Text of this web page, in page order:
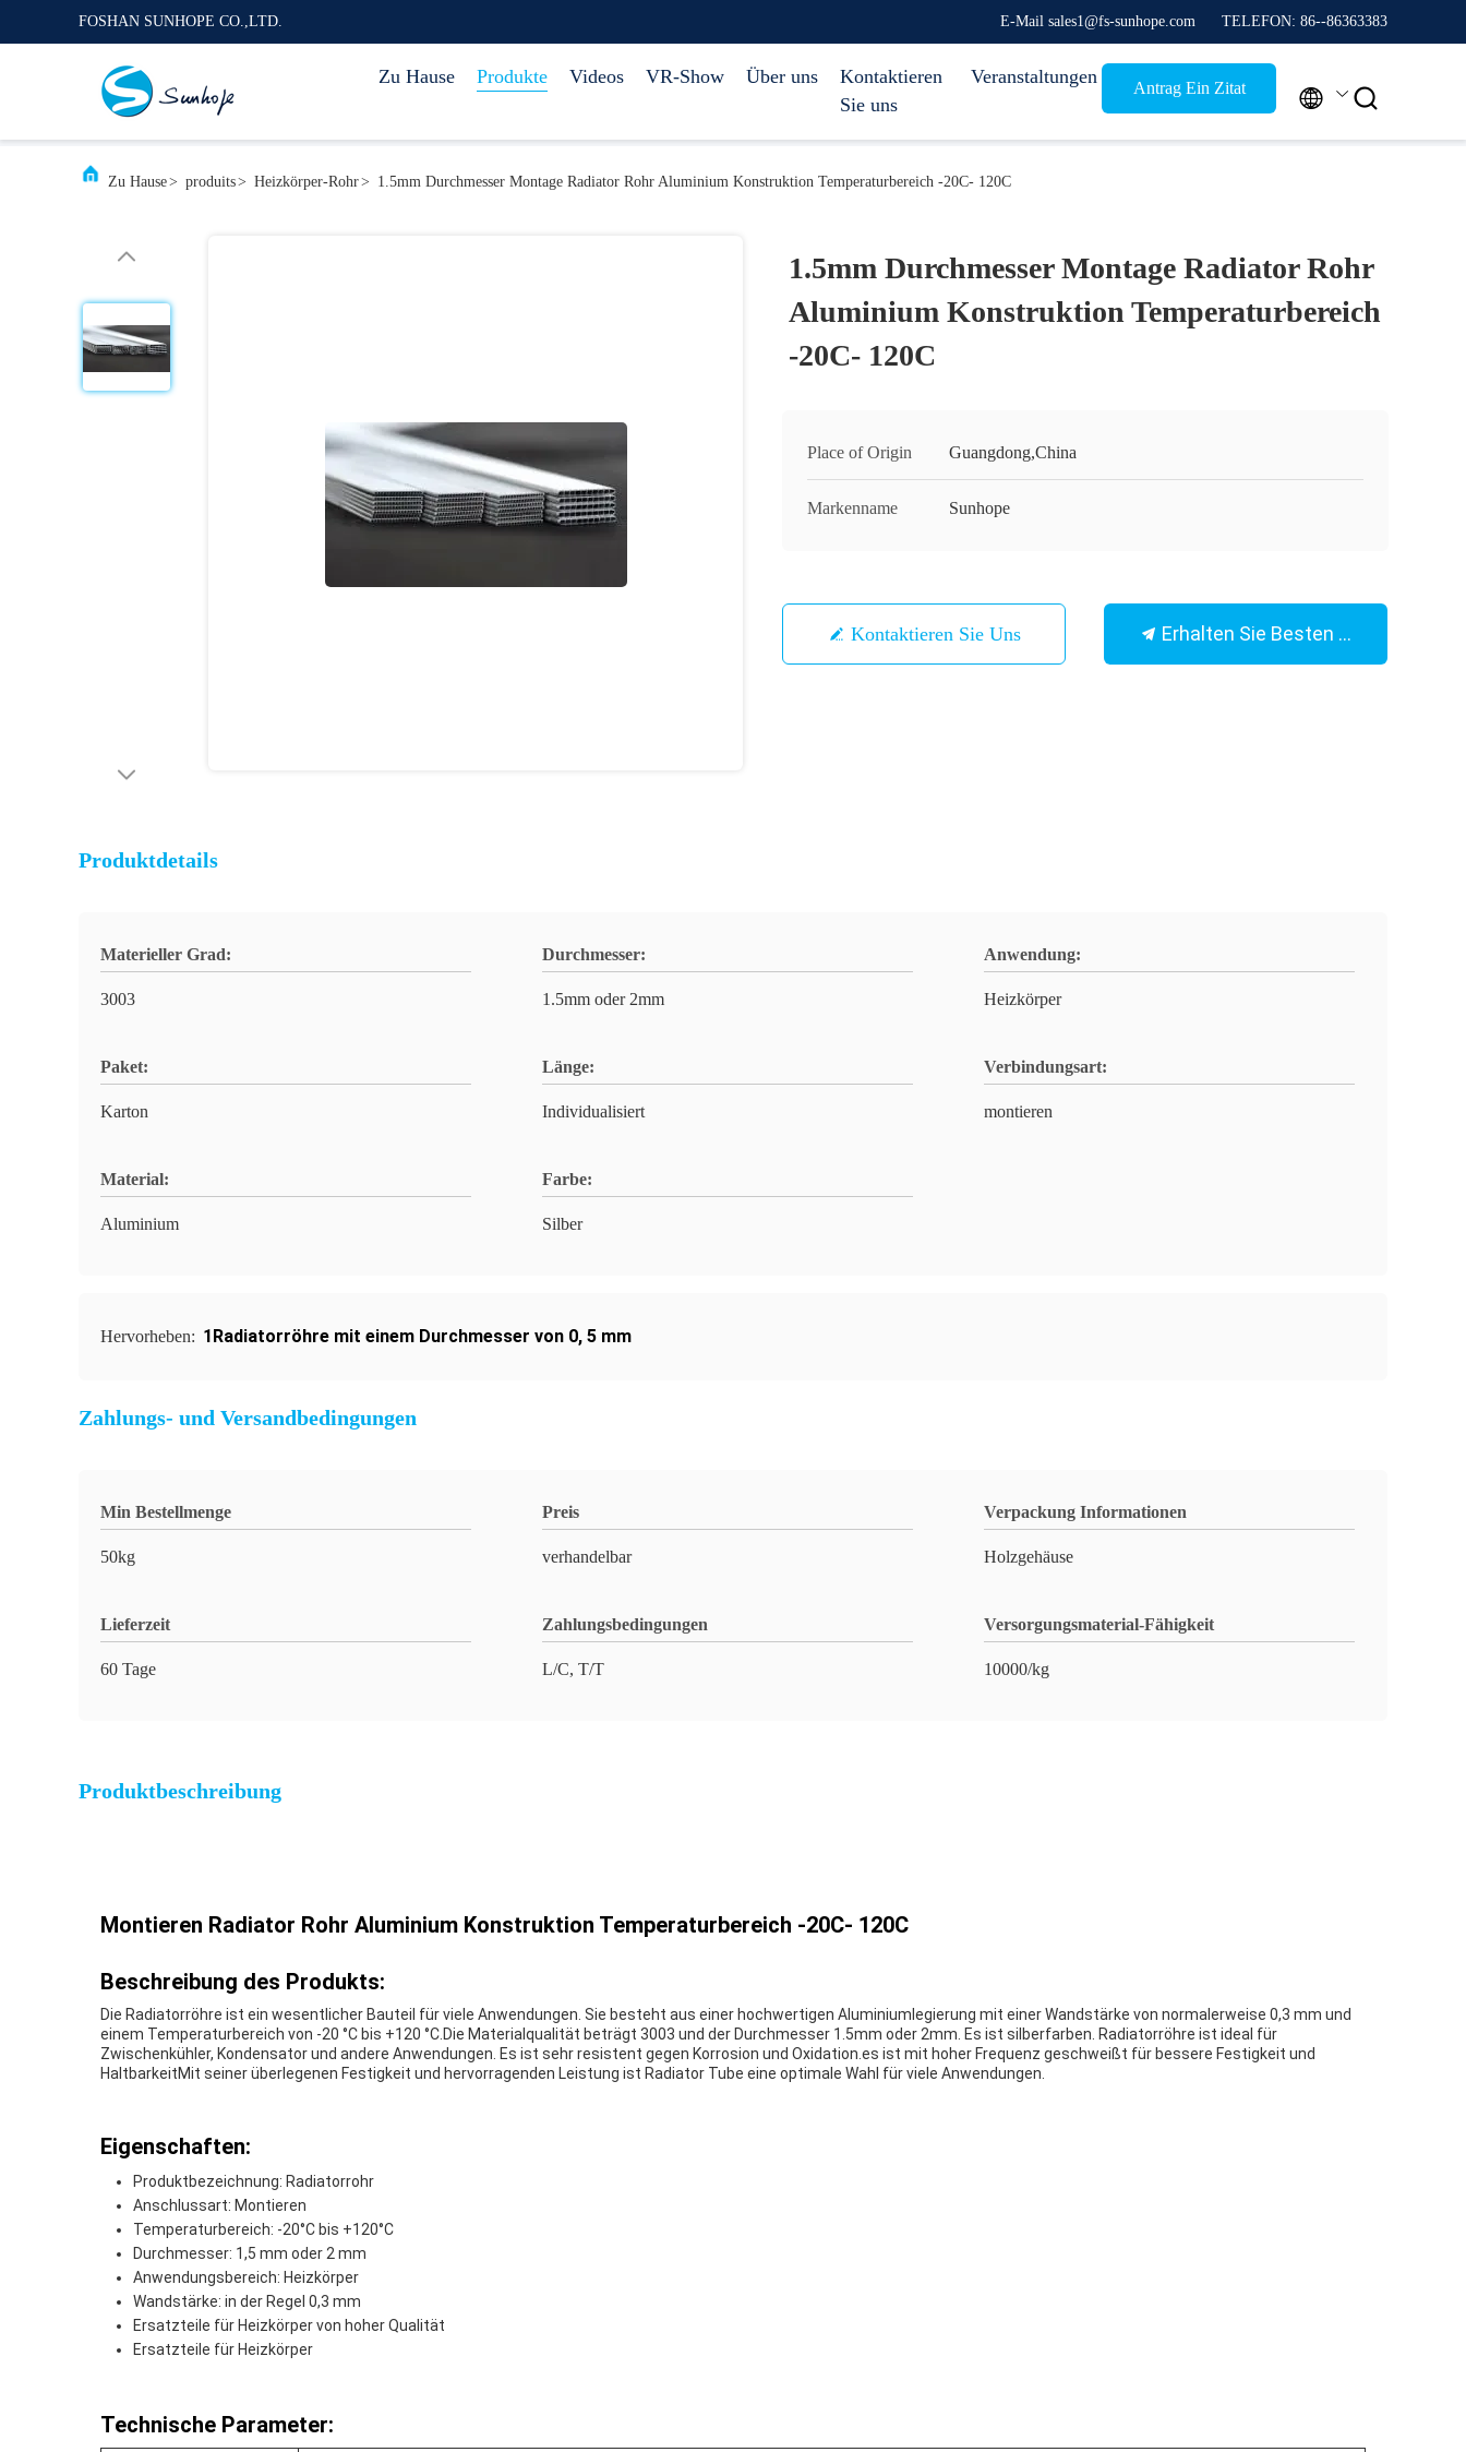
FOSHAN SUNHOPE CO.,LTD. E-Mail sales1@fs-sunhope.com TELEFON: 86--86363383
Zu Hause Produkte Videos VR-Show Über uns
Kontaktieren
Sie uns
Veranstaltungen
Antrag Ein Zitat  
Zu Hause> produits> Heizkörper-Rohr> 1.5mm Durchmesser Montage Radiator Rohr Aluminium Konstruktion Temperaturbereich -20C- 120C
1.5mm Durchmesser Montage Radiator Rohr
Aluminium Konstruktion Temperaturbereich
-20C- 120C
Place of Origin Guangdong,China
Markenname Sunhope
Kontaktieren Sie Uns Erhalten Sie Besten Preis
Produktdetails
Materieller Grad:
3003
Durchmesser:
1.5mm oder 2mm
Anwendung:
Heizkörper
Paket:
Karton
Länge:
Individualisiert
Verbindungsart:
montieren
Material:
Aluminium
Farbe:
Silber
Hervorheben: 1Radiatorröhre mit einem Durchmesser von 0, 5 mm
Zahlungs- und Versandbedingungen
Min Bestellmenge
50kg
Preis
verhandelbar
Verpackung Informationen
Holzgehäuse
Lieferzeit
60 Tage
Zahlungsbedingungen
L/C, T/T
Versorgungsmaterial-Fähigkeit
10000/kg
Produktbeschreibung
Montieren Radiator Rohr Aluminium Konstruktion Temperaturbereich -20C- 120C
Beschreibung des Produkts:
Die Radiatorröhre ist ein wesentlicher Bauteil für viele Anwendungen. Sie besteht aus einer hochwertigen Aluminiumlegierung mit einer Wandstärke von normalerweise 0,3 mm und
einem Temperaturbereich von -20 °C bis +120 °C.Die Materialqualität beträgt 3003 und der Durchmesser 1.5mm oder 2mm. Es ist silberfarben. Radiatorröhre ist ideal für
Zwischenkühler, Kondensator und andere Anwendungen. Es ist sehr resistent gegen Korrosion und Oxidation.es ist mit hoher Frequenz geschweißt für bessere Festigkeit und
HaltbarkeitMit seiner überlegenen Festigkeit und hervorragenden Leistung ist Radiator Tube eine optimale Wahl für viele Anwendungen.
Eigenschaften:
Produktbezeichnung: Radiatorrohr
Anschlussart: Montieren
Temperaturbereich: -20°C bis +120°C
Durchmesser: 1,5 mm oder 2 mm
Anwendungsbereich: Heizkörper
Wandstärke: in der Regel 0,3 mm
Ersatzteile für Heizkörper von hoher Qualität
Ersatzteile für Heizkörper
Technische Parameter: